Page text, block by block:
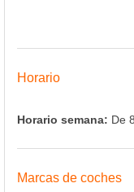
Horario
Horario semana: De
Marcas de coches